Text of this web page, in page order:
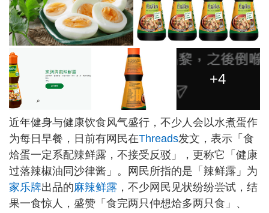
+4
近年健身与健康饮食风气盛行，不少人会以水煮蛋作
为每日早餐，日前有网民在Threads发文，表示「食
烚蛋一定系配辣鲜露，不接受反驳」，更称它「健康
过落辣椒油同沙律酱」。网民所指的是「辣鲜露」为
家乐牌出品的麻辣鲜露 ，不少网民见状纷纷尝试，结
果一食惊人，盛赞「食完两只仲想烚多两只食」、